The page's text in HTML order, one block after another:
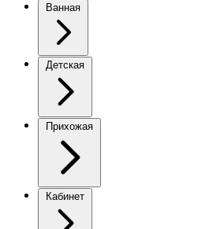
Ванная
Детская
Прихожая
Кабинет